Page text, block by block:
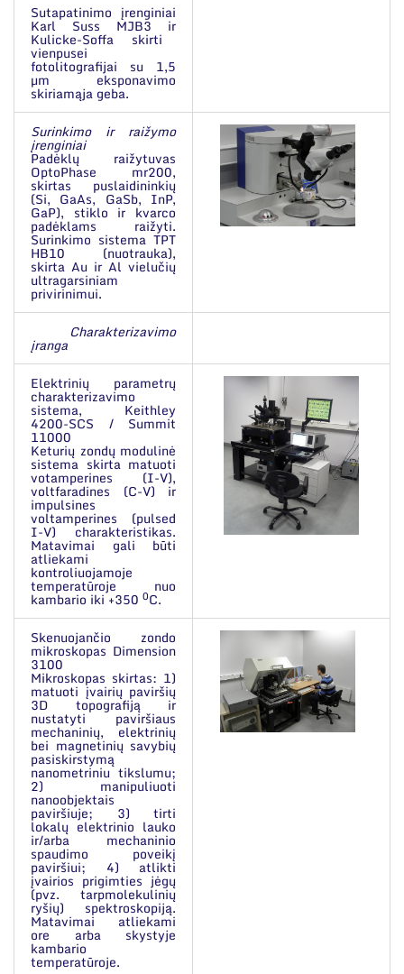
Sutapatinimo įrenginiai
Karl Suss MJB3 ir
Kulicke-Soffa skirti
vienpusei
fotolitografijai su 1,5
µm eksponavimo
skiriamąja geba.
Surinkimo ir raižymo
įrenginiai
Padėklų raižytuvas
OptoPhase mr200,
skirtas puslaidininkių
(Si, GaAs, GaSb, InP,
GaP), stiklo ir kvarco
padėklams raižyti.
Surinkimo sistema TPT
HB10 (nuotrauka),
skirta Au ir Al vielučių
ultragarsiniam
privirinimui.
Charakterizavimo
įranga
Elektrinių parametrų
charakterizavimo
sistema, Keithley
4200-SCS / Summit
11000
Keturių zondų modulinė
sistema skirta matuoti
votamperines (I-V),
voltfaradines (C-V) ir
impulsines
voltamperines (pulsed
I-V) charakteristikas.
Matavimai gali būti
atliekami
kontroliuojamoje
temperatūroje nuo
kambario iki +350 0C.
Skenuojančio zondo
mikroskopas Dimension
3100
Mikroskopas skirtas: 1)
matuoti įvairių paviršių
3D topografiją ir
nustatyti paviršiaus
mechaninių, elektrinių
bei magnetinių savybių
pasiskirstymą
nanometriniu tikslumu;
2) manipuliuoti
nanoobjektais
paviršiuje; 3) tirti
lokalų elektrinio lauko
ir/arba mechaninio
spaudimo poveikį
paviršiui; 4) atlikti
įvairios prigimties jėgų
(pvz. tarpmolekulinių
ryšių) spektroskopiją.
Matavimai atliekami
ore arba skystyje
kambario
temperatūroje.